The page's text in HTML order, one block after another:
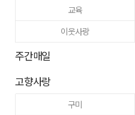
교육
이웃사랑
주간매일
고향사랑
구미